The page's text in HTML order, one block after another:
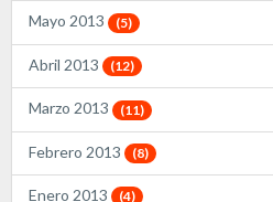
Mayo 2013 (5)
Abril 2013 (12)
Marzo 2013 (11)
Febrero 2013 (8)
Enero 2013 (4)